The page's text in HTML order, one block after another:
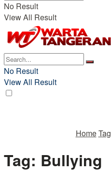
No Result
View All Result
No Result
View All Result
HomeTag
Tag: Bullying